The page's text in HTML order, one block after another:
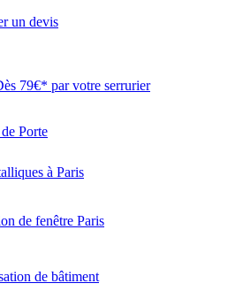
un devis
79€* par votre serrurier
Porte
à Paris
de fenêtre Paris
de bâtiment